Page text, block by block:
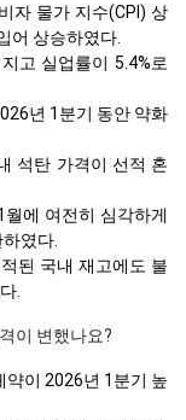
자 물가 지수(CPI) 상
어 상승하였다.
고 실업률이 5.4%로
년 1분기 동안 약화
석탄 가격이 선적 혼
에 여전히 심각하게
였다.
된 국내 재고에도 불
.
이 변했나요?
약이 2026년 1분기 높